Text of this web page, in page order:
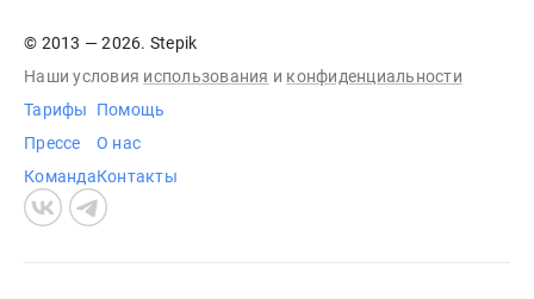
© 2013 — 2026. Stepik
Наши условия использования и конфиденциальности
Тарифы
Прессе
Команда
Помощь
О нас
Контакты